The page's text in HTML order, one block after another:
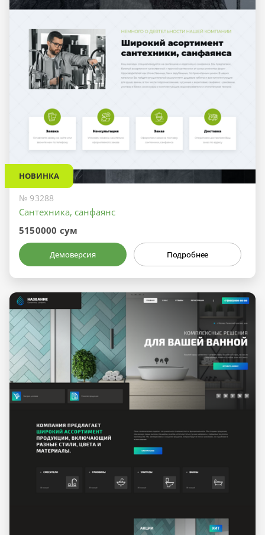
НОВИНКА
№ 93288
Сантехника, санфаянс
5150000 сум
Демоверсия Подробнее